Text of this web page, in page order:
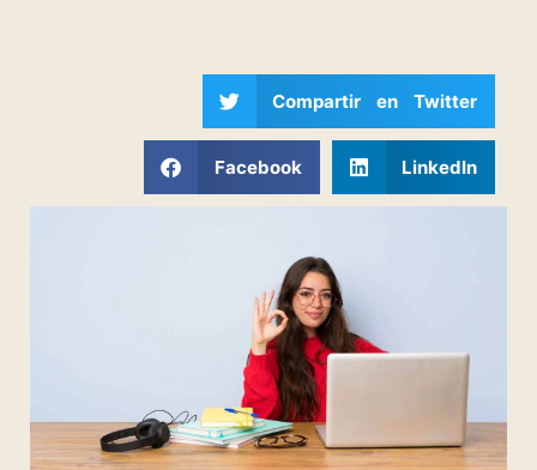
Compartir en Twitter
Facebook LinkedIn